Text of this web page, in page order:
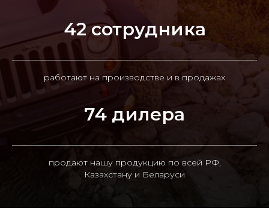
42 сотрудника
работают на производстве и в продажах
74 дилера
продают нашу продукцию по всей РФ,
Казахстану и Беларуси